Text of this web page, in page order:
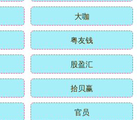
大咖
粤友钱
股盈汇
拾贝赢
官员